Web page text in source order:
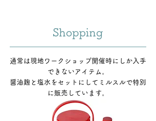
Shopping
通常は現地ワークショップ開催時にしか入手
できないアイテム。
​醤油麹と塩水をセットにしてミルスルで特別
に販売しています。